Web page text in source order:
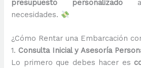
presupuesto personalizado
necesidades.
¿Cómo Rentar una Embarcación
1. Consulta Inicial y Asesoría
Lo primero que debes hacer es